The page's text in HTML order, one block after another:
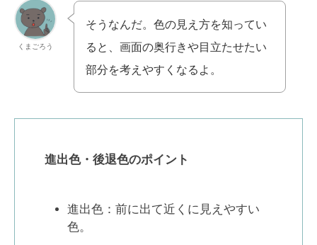
くまごろう
そうなんだ。色の見え方を知ってい
ると、画面の奥行きや目立たせたい
部分を考えやすくなるよ。
進出色・後退色のポイント
進出色：前に出て近くに見えやすい
色。